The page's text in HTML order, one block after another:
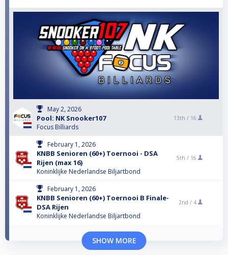
May 2, 2026
Pool: NK Snooker107
Focus Billiards
13th / 16
February 1, 2026
KNBB Senioren (60+) Toernooi - DSA
Rijen (max 16)
Koninklijke Nederlandse Biljartbond
5th / 16
February 1, 2026
KNBB Senioren (60+) Toernooi B Finale-
DSA Rijen
Koninklijke Nederlandse Biljartbond
2nd / 4
SHOW MORE